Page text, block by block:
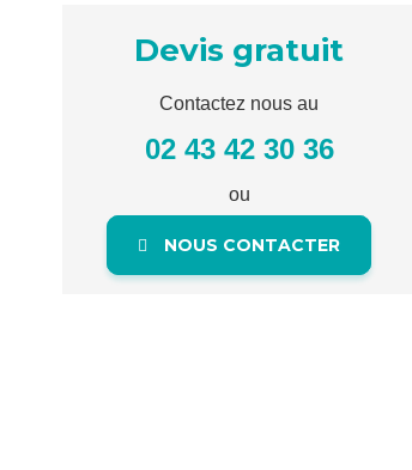
Devis gratuit
Contactez nous au
02 43 42 30 36
ou
NOUS CONTACTER